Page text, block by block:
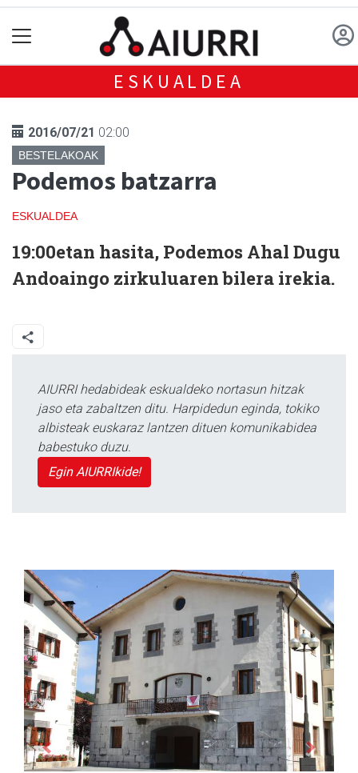
ESKUALDEA
2016/07/21 02:00
BESTELAKOAK
Podemos batzarra
ESKUALDEA
19:00etan hasita, Podemos Ahal Dugu
Andoaingo zirkuluaren bilera irekia.
AIURRI hedabideak eskualdeko nortasun hitzak
jaso eta zabaltzen ditu. Harpidedun eginda, tokiko
albisteak euskaraz lantzen dituen komunikabidea
babestuko duzu.
Egin AIURRIkide!
Previous Next